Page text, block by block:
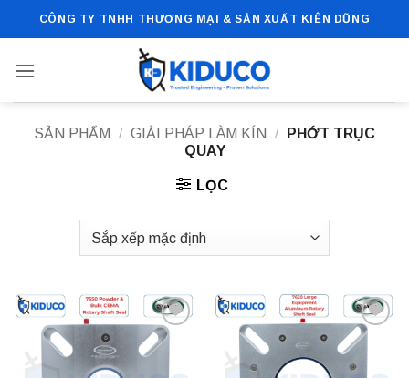
dung
CÔNG TY TNHH THƯƠNG MẠI & SẢN XUẤT KIÊN DŨNG
SẢN PHẨM / GIẢI PHÁP LÀM KÍN /
PHỚT TRỤC
QUAY
LỌC
Add to
wishlist
Add to
wishlist